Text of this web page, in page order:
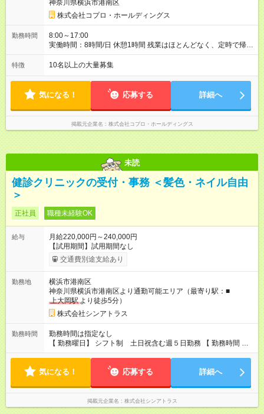
神奈川県横浜市港南区
株式会社コプロ・ホールディングス
勤務時間
8:00～17:00
実働時間：8時間/日 休憩1時間 残業はほとんどなく、定時で帰れ
る日が多い働き方です。 毎日の業務は進捗管理や事務が中心な
ので、 「今日やるべき仕事」が終われば、自然と区切りをつけ
方を大切にしています。
特徴 10名以上の大量募集
気になる！ 応募する 詳細へ
掲載元企業名 株式会社コプロ・ホールディングス
未読
健診クリニックの受付・事務 ＜髪色・ネイル自由
＞
正社員 職種未経験OK
給与
月給220,000円～240,000円
【試用期間】試用期間なし
交通費別途支給あり
勤務地
横浜市港南区
神奈川県横浜市港南区より通勤可能エリア（最寄り駅：■
上大岡駅 より徒歩5分）
株式会社シンアトラス
勤務時間
勤務時間は指定なし
【 勤務曜日】 シフト制 土日祝含む週５日勤務 【 勤務時間 】
・ 9：00～20：00（実働8h／休憩１h） ※残業ほとんどありま
気になる！ 応募する 詳細へ
掲載元企業名 株式会社シンアトラス